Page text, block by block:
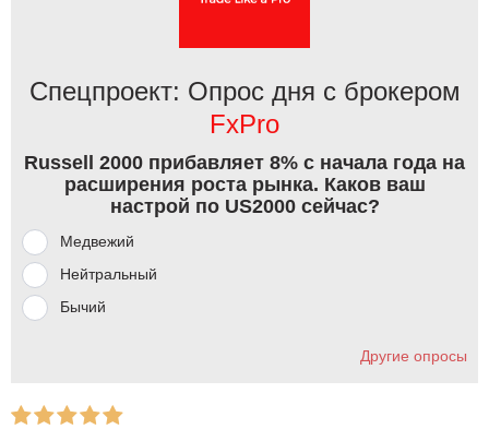
Спецпроект: Опрос дня с брокером
FxPro
Russell 2000 прибавляет 8% с начала года на
расширения роста рынка. Каков ваш
настрой по US2000 сейчас?
Медвежий
Нейтральный
Бычий
Другие опросы